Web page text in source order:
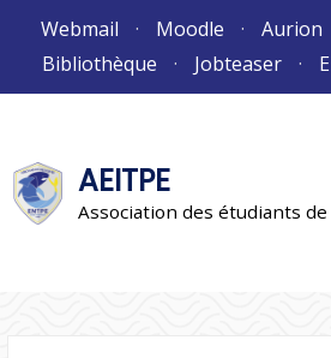
Webmail Moodle Aurion
Bibliothèque
Jobteaser
AEITPE
Association des étudiants de